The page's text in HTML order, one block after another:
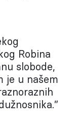
Robina
slobode,
je u našem